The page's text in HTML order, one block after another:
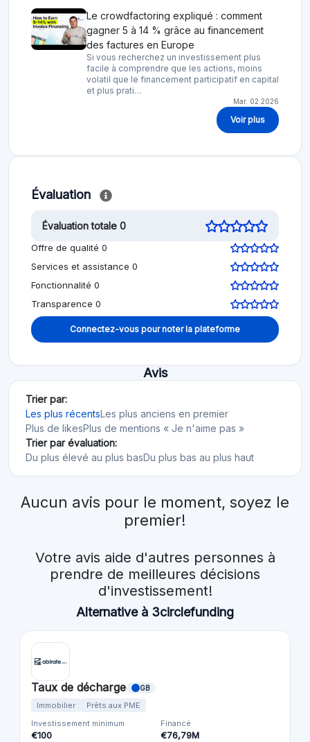
Le crowdfactoring expliqué : comment
gagner 5 à 14 % grâce au financement
des factures en Europe
Si vous recherchez un investissement plus
facile à comprendre que les actions, moins
volatil que le financement participatif en capital
et plus prati…
Mar. 02.2026
Voir plus
Évaluation
Évaluation totale 0
Offre de qualité 0
Services et assistance 0
Fonctionnalité 0
Transparence 0
Connectez-vous pour noter la plateforme
Avis
Trier par:
Les plus récentsLes plus anciens en premier
Plus de likesPlus de mentions « Je n'aime pas »
Trier par évaluation:
Du plus élevé au plus basDu plus bas au plus haut
Aucun avis pour le moment, soyez le
premier!
Votre avis aide d'autres personnes à
prendre de meilleures décisions
d'investissement!
Alternative à 3circlefunding
Taux de décharge GB
Immobilier
Prêts aux PME
Investissement minimum
€100
Financé
€76,79M